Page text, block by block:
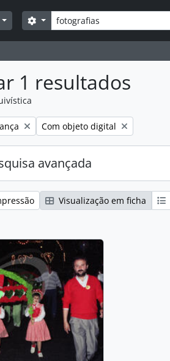
Pesquisar
Opções de busca
1 resultados
filtro:Remover filtro:
Com objeto digital
avançada
Visualização em ficha